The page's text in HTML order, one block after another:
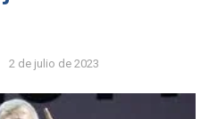
2 de julio de 2023